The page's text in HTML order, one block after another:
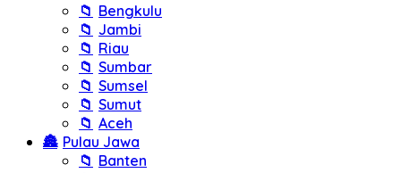
📁 Bengkulu
📁 Jambi
📁 Riau
📁 Sumbar
📁 Sumsel
📁 Sumut
📁 Aceh
🏯 Pulau Jawa
📁 Banten